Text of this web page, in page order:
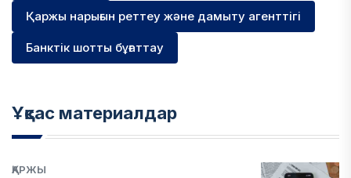
Қаржы нарығын реттеу және дамыту агенттігі
Банктік шотты бұғаттау
Ұқсас материалдар
ҚАРЖЫ